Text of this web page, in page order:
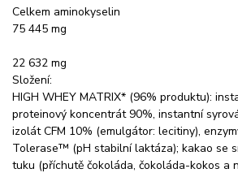
Celkem aminokyselin
75 445 mg
22 632 mg
Složení:
HIGH WHEY MATRIX* (96% produktu):
proteinový koncentrát 90%, instantní
izolát CFM 10% (emulgátor: lecitiny),
Tolerase™ (pH stabilní laktáza); kakao se
tuku (příchutě čokoláda, čokoláda-kokos a